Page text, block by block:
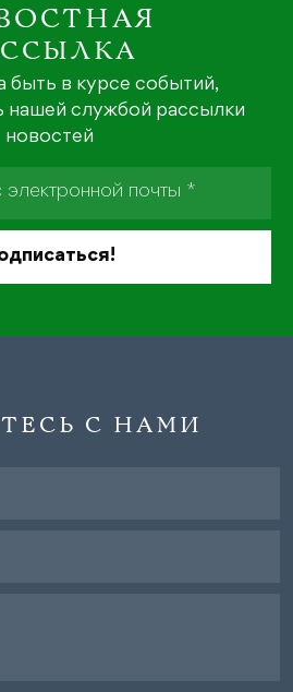
быть в курсе событий,
нашей службой рассылки
новостей
С НАМИ